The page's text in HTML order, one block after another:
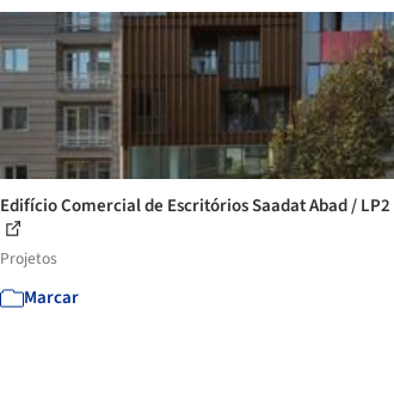
Edifício Comercial de Escritórios Saadat Abad / LP2
Projetos
Marcar